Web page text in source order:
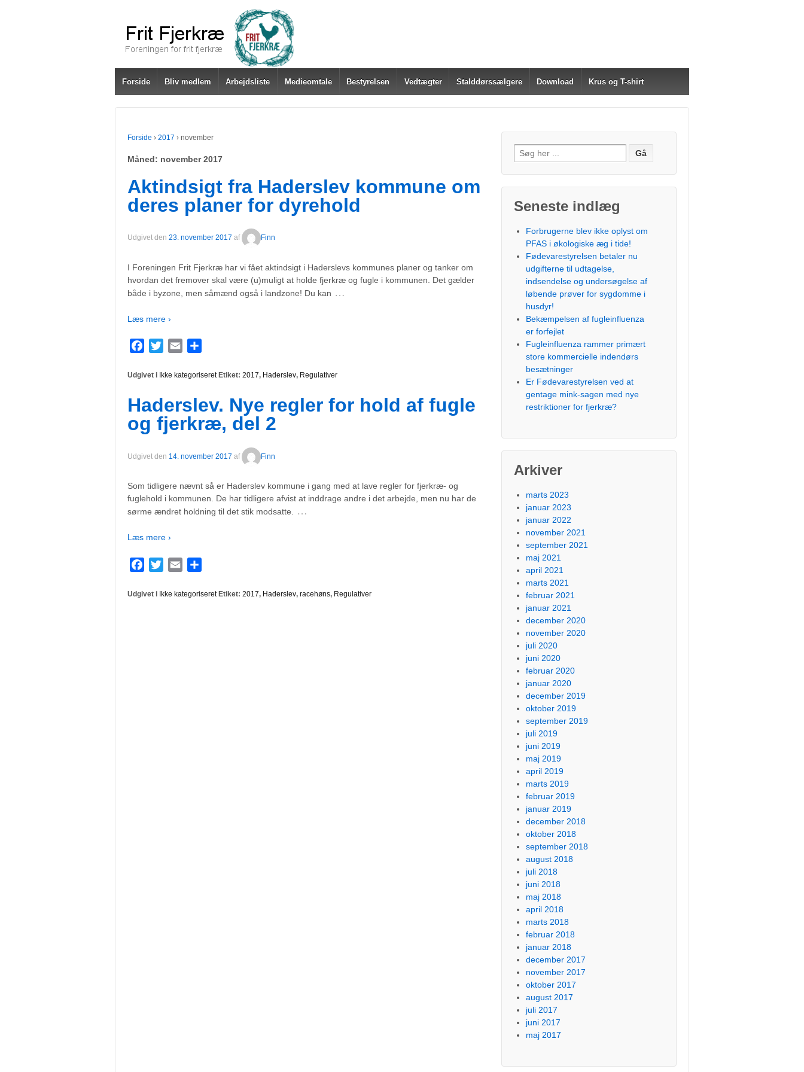
Forside Bliv medlem Arbejdsliste Medieomtale Bestyrelsen Vedtægter Stalddørssælgere Download Krus og T-shirt
Forside › 2017 › november
Måned: november 2017
Aktindsigt fra Haderslev kommune om
deres planer for dyrehold
Udgivet den 23. november 2017 af Finn
I Foreningen Frit Fjerkræ har vi fået aktindsigt i Haderslevs kommunes planer og tanker om
hvordan det fremover skal være (u)muligt at holde fjerkræ og fugle i kommunen. Det gælder
både i byzone, men såmænd også i landzone! Du kan …
Læs mere ›
Facebook
TwitterEmail
Udgivet i Ikke kategoriseretEtiket: 2017, Haderslev, Regulativer
Haderslev. Nye regler for hold af fugle
og fjerkræ, del 2
Udgivet den 14. november 2017 af Finn
Som tidligere nævnt så er Haderslev kommune i gang med at lave regler for fjerkræ- og
fuglehold i kommunen. De har tidligere afvist at inddrage andre i det arbejde, men nu har de
sørme ændret holdning til det stik modsatte.
…
Læs mere ›
Facebook
TwitterEmail
Udgivet i Ikke kategoriseretEtiket: 2017, Haderslev, racehøns, Regulativer
Søg
efter:
Seneste indlæg
Forbrugerne blev ikke oplyst om
PFAS i økologiske æg i tide!
Fødevarestyrelsen betaler nu
udgifterne til udtagelse,
indsendelse og undersøgelse af
løbende prøver for sygdomme i
husdyr!
Bekæmpelsen af fugleinfluenza
er forfejlet
Fugleinfluenza rammer primært
store kommercielle indendørs
besætninger
Er Fødevarestyrelsen ved at
gentage mink-sagen med nye
restriktioner for fjerkræ?
Arkiver
marts 2023
januar 2023
januar 2022
november 2021
september 2021
maj 2021
april 2021
marts 2021
februar 2021
januar 2021
december 2020
november 2020
juli 2020
juni 2020
februar 2020
januar 2020
december 2019
oktober 2019
september 2019
juli 2019
juni 2019
maj 2019
april 2019
marts 2019
februar 2019
januar 2019
december 2018
oktober 2018
september 2018
august 2018
juli 2018
juni 2018
maj 2018
april 2018
marts 2018
februar 2018
januar 2018
december 2017
november 2017
oktober 2017
august 2017
juli 2017
juni 2017
maj 2017